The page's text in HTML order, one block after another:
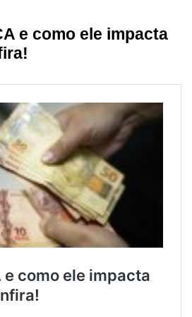
e como ele impacta